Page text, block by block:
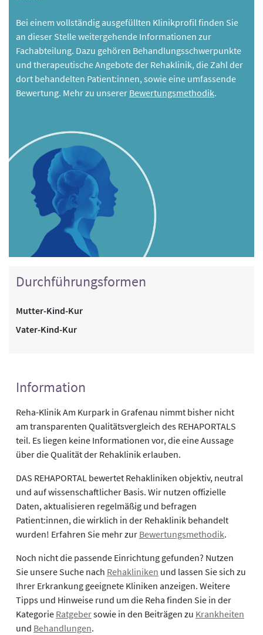
Bei einem vollständig ausgefüllten Klinikprofil finden Sie
an dieser Stelle weitergehende Informationen zur
Fachabteilung. Dazu gehören Behandlungsschwerpunkte
und therapeutische Angebote der Rehaklinik, die Zahl der
dort behandelten Patient:innen, sowie eine umfassende
Bewertung. Mehr zu unserer Bewertungsmethodik.
Durchführungsformen
Mutter-Kind-Kur
Vater-Kind-Kur
Information
Reha-Klinik Am Kurpark in Grafenau nimmt bisher nicht
am transparenten Qualitätsvergleich des REHAPORTALS
teil. Es liegen keine Informationen vor, die eine Aussage
über die Qualität der Rehaklinik erlauben.
DAS REHAPORTAL bewertet Rehakliniken objektiv, neutral
und auf wissenschaftlicher Basis. Wir nutzen offizielle
Daten, aktualisieren regelmäßig und befragen
Patient:innen, die wirklich in der Rehaklinik behandelt
wurden! Erfahren Sie mehr zur Bewertungsmethodik.
Noch nicht die passende Einrichtung gefunden? Nutzen
Sie unsere Suche nach Rehakliniken und lassen Sie sich zu
Ihrer Erkrankung geeignete Kliniken anzeigen. Weitere
Tipps und Hinweise rund um die Reha finden Sie in der
Kategorie Ratgebersowie in den Beiträgen zu Krankheiten
und Behandlungen.